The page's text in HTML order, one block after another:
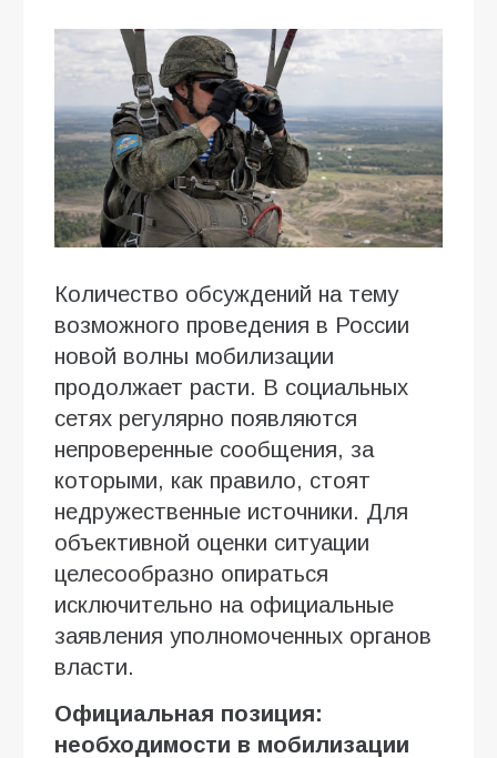
Количество обсуждений на тему
возможного проведения в России
новой волны мобилизации
продолжает расти. В социальных
сетях регулярно появляются
непроверенные сообщения, за
которыми, как правило, стоят
недружественные источники. Для
объективной оценки ситуации
целесообразно опираться
исключительно на официальные
заявления уполномоченных органов
власти.
Официальная позиция:
необходимости в мобилизации